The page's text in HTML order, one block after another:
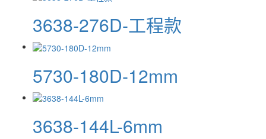
3638-276D-工程款
5730-180D-12mm
3638-144L-6mm